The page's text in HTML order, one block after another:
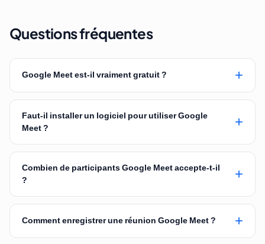
Questions fréquentes
Google Meet est-il vraiment gratuit ? +
Faut-il installer un logiciel pour utiliser Google
Meet ?
+
Combien de participants Google Meet accepte-t-il
?
+
Comment enregistrer une réunion Google Meet ? +